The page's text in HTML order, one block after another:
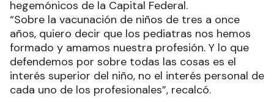
hegemónicos de la Capital Federal.
“Sobre la vacunación de niños de tres a once
años, quiero decir que los pediatras nos hemos
formado y amamos nuestra profesión. Y lo que
defendemos por sobre todas las cosas es el
interés superior del niño, no el interés personal de
cada uno de los profesionales”, recalcó.